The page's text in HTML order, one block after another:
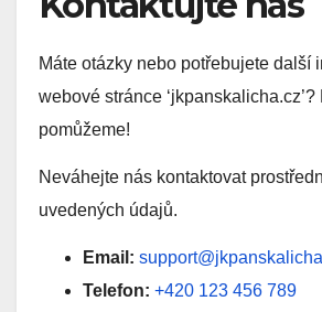
Máte otázky nebo potřebujete další
webové stránce
pomůžeme!
Neváhejte nás kontaktovat
uvedených údajů.
Email:
Telefon: +420 123 456 789